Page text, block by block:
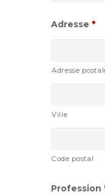
Adresse *
Adresse
Ville
Code postal
Profession